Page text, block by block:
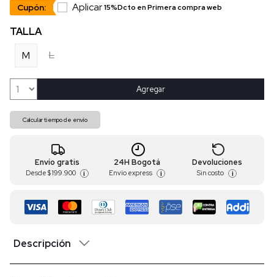
Cupón: Aplicar15%Dcto en Primera compra web
TALLA
M
L
Agregar
Calcular tiempo de envío
Envío gratis
Desde $ 199.900 i
24H Bogotá
Envío express i
Devoluciones
Sin costo i
Descripción